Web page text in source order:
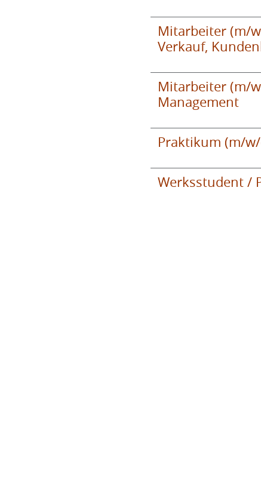
Mitarbeiter (m/
Verkauf,
Mitarbeiter (m/
Management
Praktikum (m/
Werksstudent /